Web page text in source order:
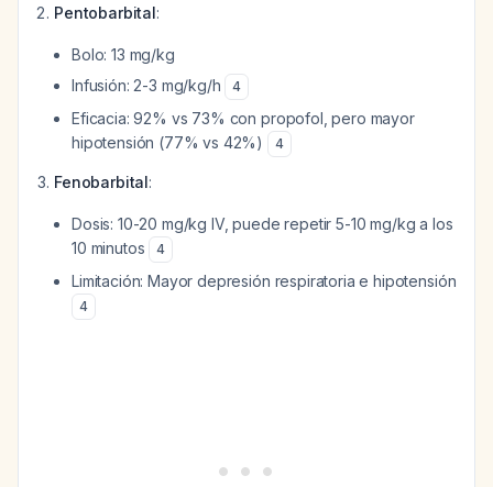
Pentobarbital:
Bolo: 13 mg/kg
Infusión: 2-3 mg/kg/h
4
Eficacia: 92% vs 73% con propofol, pero mayor
hipotensión (77% vs 42%)
4
Fenobarbital:
Dosis: 10-20 mg/kg IV, puede repetir 5-10 mg/kg a los
10 minutos
4
Limitación: Mayor depresión respiratoria e hipotensión
4